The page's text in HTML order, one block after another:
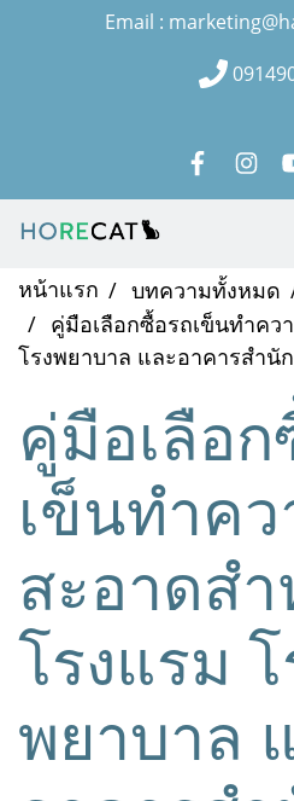
Email :
หน้าแรก บทความทั้งหมด
คู่มือเลือกซื้อรถเข็นทำคว
โรงพยาบาล และอาคารสำนัก
คู่มือเลือ
เข็นทำค
สะอาดส
โรงแรม โ
พยาบาล